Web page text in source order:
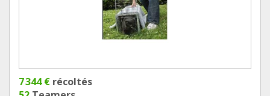
7 344 € récoltés